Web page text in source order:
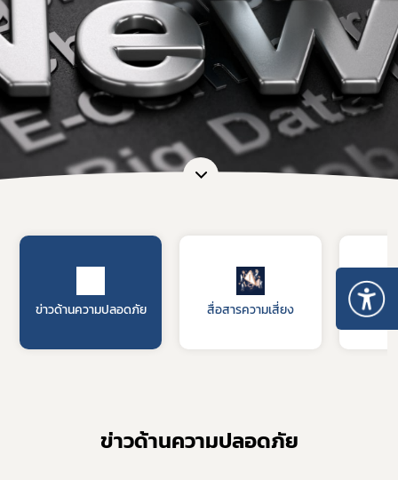
ข่าวด้านความปลอดภัย สื่อสารความเสี่ยง รับฟัง
ข่าวด้านความปลอดภัย